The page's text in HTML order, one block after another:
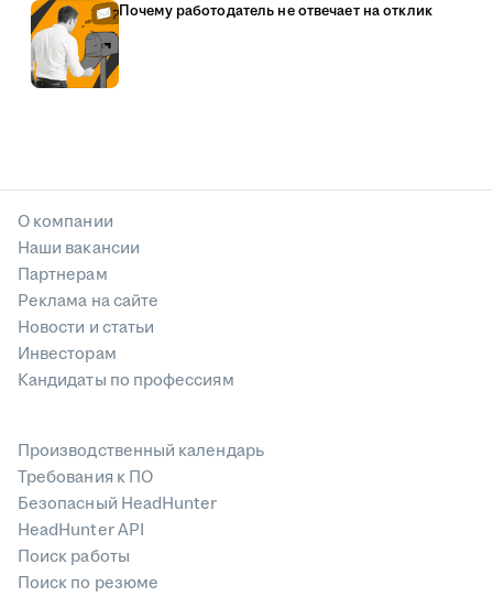
Почему работодатель не отвечает на отклик
О компании
Наши вакансии
Партнерам
Реклама на сайте
Новости и статьи
Инвесторам
Кандидаты по профессиям
Производственный календарь
Требования к ПО
Безопасный HeadHunter
HeadHunter API
Поиск работы
Поиск по резюме